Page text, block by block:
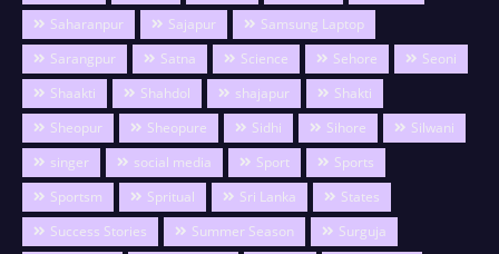
Saharanpur
Sajapur
Samsung Laptop
Sarangpur
Satna Science Sehore
Seoni
Shaakti
Shahdol shajapur
Shakti
Sheopur
Sheopure Sidhi Sihore
Silwani
singer
social media Sport
Sports
Sportsm
Spritual Sri Lanka
States
Success Stories
Summer Season
Surguja